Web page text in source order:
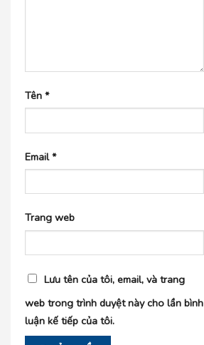
Tên *
Email*
Trang web
Lưu tên của tôi, email, và trang
web trong trình duyệt này cho lần bình
luận kế tiếp của tôi.